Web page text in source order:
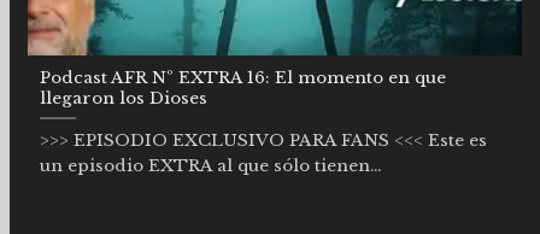
Podcast AFR Nº EXTRA 16: El momento en que
llegaron los Dioses
>>> EPISODIO EXCLUSIVO PARA FANS <<< Este es
un episodio EXTRA al que sólo tienen...